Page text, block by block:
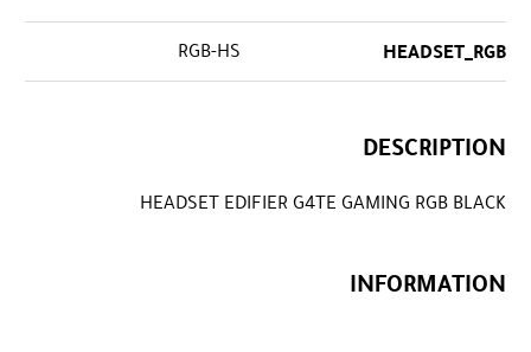
HEADSET_RGB
RGB-HS
DESCRIPTION
HEADSET EDIFIER G4TE GAMING RGB BLACK
INFORMATION